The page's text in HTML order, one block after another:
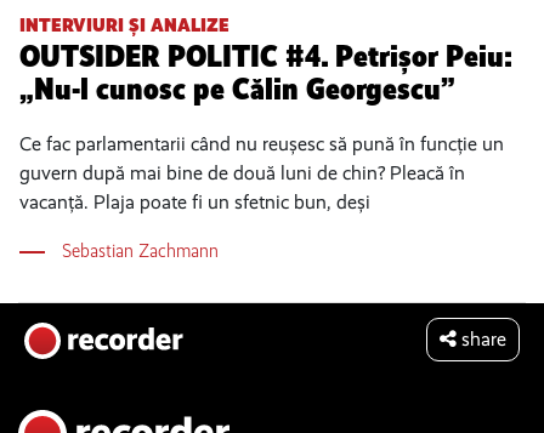
INTERVIURI ȘI ANALIZE
OUTSIDER POLITIC #4. Petrișor Peiu:
„Nu-l cunosc pe Călin Georgescu”
Ce fac parlamentarii când nu reușesc să pună în funcție un
guvern după mai bine de două luni de chin? Pleacă în
vacanță. Plaja poate fi un sfetnic bun, deși
Sebastian Zachmann
share